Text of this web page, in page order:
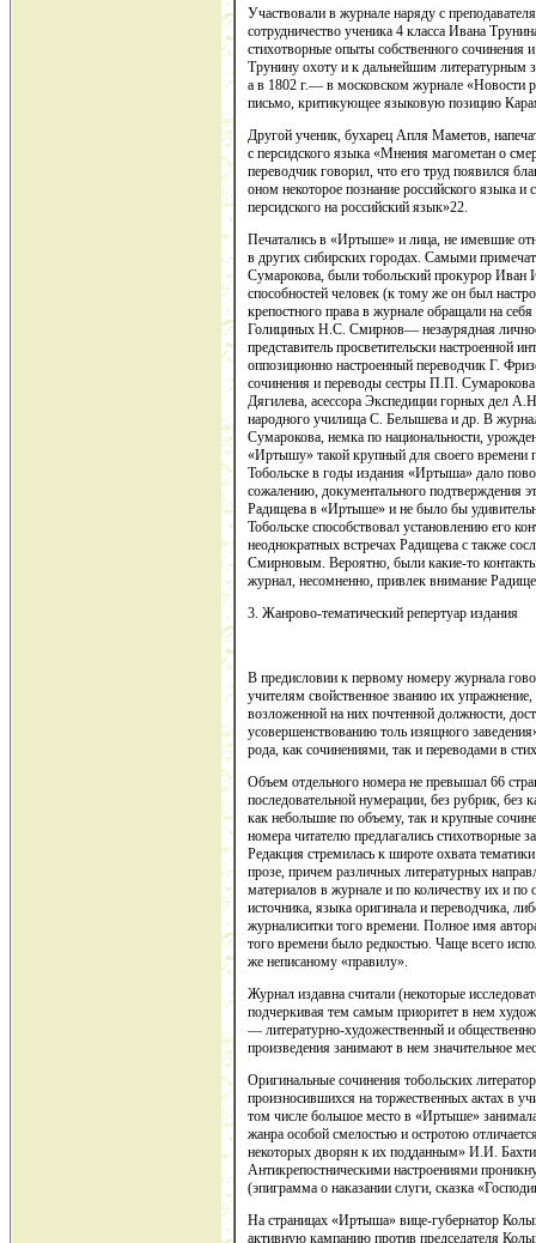
Участвовали в журнале наряду с
сотрудничество ученика 4 класса Ивана
стихотворные опыты собственного
Трунину охоту и к дальнейшим литературным
а в 1802 г.— в московском журнале «Новости
письмо, критикующее языковую позицию
Другой ученик, бухарец Апля Маметов,
с персидского языка «Мнения магометан о
переводчик говорил, что его труд появился
оном некоторое познание российского языка
персидского на российский язык»22.
Печатались в «Иртыше» и лица, не имевшие
в других сибирских городах. Самыми
Сумарокова, были тобольский прокурор Иван
способностей человек (к тому же он был
крепостного права в журнале обращали на
Голициных Н.С. Смирнов— незаурядная
представитель просветительски настроенной
оппозиционно настроенный переводчик Г.
сочинения и переводы сестры П.П.
Дягилева, асессора Экспедиции горных дел
народного училища С. Белышева и др. В
Сумарокова, немка по национальности,
«Иртышу» такой крупный для своего
Тобольске в годы издания «Иртыша» дало
сожалению, документального подтверждения
Радищева в «Иртыше» и не было бы
Тобольске способствовал установлению его
неоднократных встречах Радищева с также
Смирновым. Вероятно, были какие-то
журнал, несомненно, привлек внимание
3. Жанрово-тематический репертуар издания
В предисловии к первому номеру журнала
учителям свойственное званию их
возложенной на них почтенной должности,
усовершенствованию толь изящного
рода, как сочинениями, так и переводами в
Объем отдельного номера не превышал 66
последовательной нумерации, без рубрик, без
как небольшие по объему, так и крупные
номера читателю предлагались стихотворные
Редакция стремилась к широте охвата
прозе, причем различных литературных
материалов в журнале и по количеству их и
источника, языка оригинала и переводчика,
журналиситки того времени. Полное имя
того времени было редкостью. Чаще всего
же неписаному «правилу».
Журнал издавна считали (некоторые
подчеркивая тем самым приоритет в нем
— литературно-художественный и
произведения занимают в нем значительное
Оригинальные сочинения тобольских
произносившихся на торжественных актах в
том числе большое место в «Иртыше»
жанра особой смелостью и остротою
некоторых дворян к их подданным» И.И.
Антикрепостническими настроениями
(эпиграмма о наказании слуги, сказка
На страницах «Иртыша» вице-губернатор
активную кампанию против председателя